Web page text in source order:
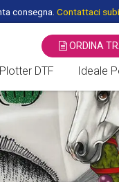
consegna. Contattaci
ORDINA
FILM
Plotter DTF
PLOTTER /
FORNI DTF
Ideale